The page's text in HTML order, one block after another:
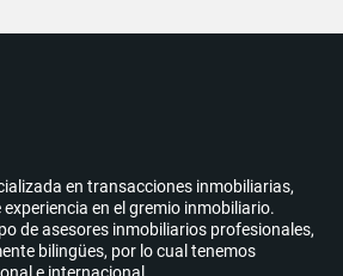
en transacciones inmobiliarias,
en el gremio inmobiliario.
de asesores inmobiliarios profesionales,
bilingües, por lo cual tenemos